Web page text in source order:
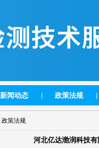
新闻动态 政策法规
政策法规
河北亿达渤润科技